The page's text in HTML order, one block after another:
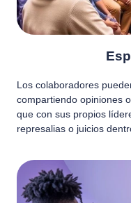
Los colaboradores
compartiendo opiniones
que con sus propios
represalias o juicios